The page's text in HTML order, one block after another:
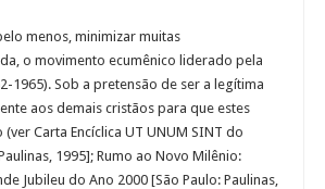
menos, minimizar muitas
o movimento ecumênico liderado pela
1965). Sob a pretensão de ser a legítima
aos demais cristãos para que estes
Carta Encíclica UT UNUM SINT do
1995]; Rumo ao Novo Milênio:
Jubileu do Ano 2000 [São Paulo: Paulinas,